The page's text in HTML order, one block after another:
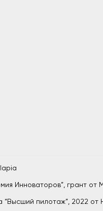
Инноваторов”, грант
“Высший пилотаж”, 2022